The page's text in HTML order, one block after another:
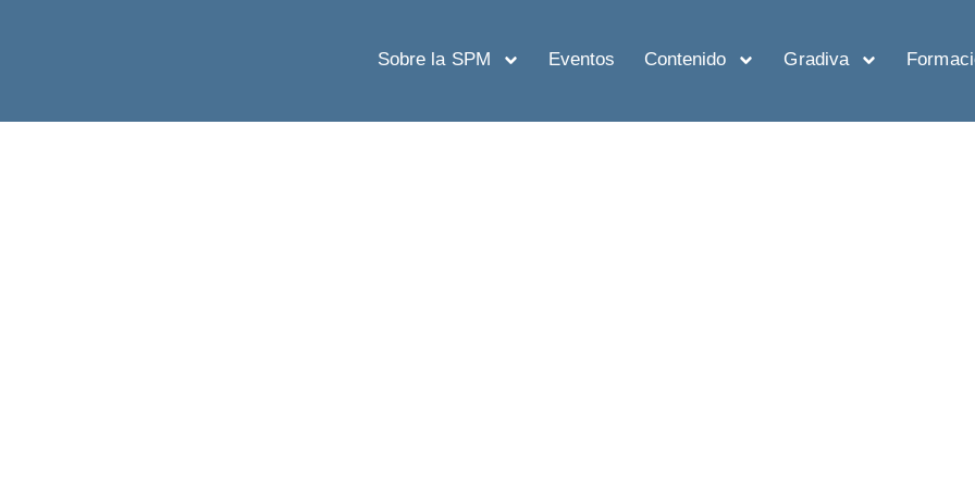
Sobre la SPM Eventos Contenido Gradiva